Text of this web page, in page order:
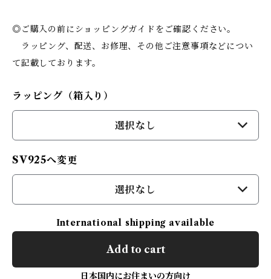
◎ご購入の前にショッピングガイドをご確認ください。
ラッピング、配送、お修理、その他ご注意事項などについ
て記載しております。
ラッピング（箱入り）
選択なし
SV925へ変更
選択なし
International shipping available
Add to cart
日本国内にお住まいの方向け